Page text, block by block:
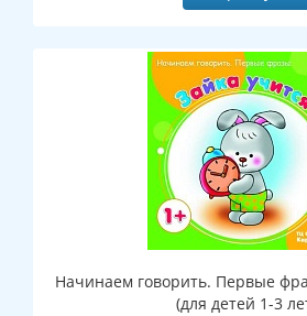
Начинаем говорить. Первые
(для детей 1-3